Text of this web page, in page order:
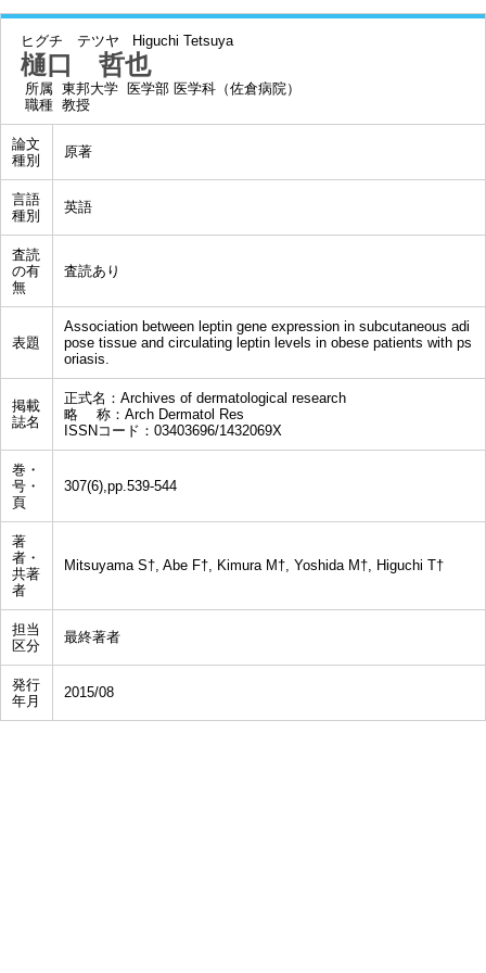
ヒグチ テツヤ Higuchi Tetsuya
樋口 哲也
所属 東邦大学 医学部 医学科（佐倉病院）
職種 教授
論文
種別
原著
言語
種別
英語
査読
の有
無
査読あり
表題
Association between leptin gene expression in subcutaneous adi
pose tissue and circulating leptin levels in obese patients with ps
oriasis.
掲載
誌名
正式名：Archives of dermatological research
略 称：Arch Dermatol Res
ISSNコード：03403696/1432069X
巻・
号・
頁
307(6),pp.539-544
著
者・
共著
者
Mitsuyama S†, Abe F†, Kimura M†, Yoshida M†, Higuchi T†
担当
区分
最終著者
発行
年月
2015/08